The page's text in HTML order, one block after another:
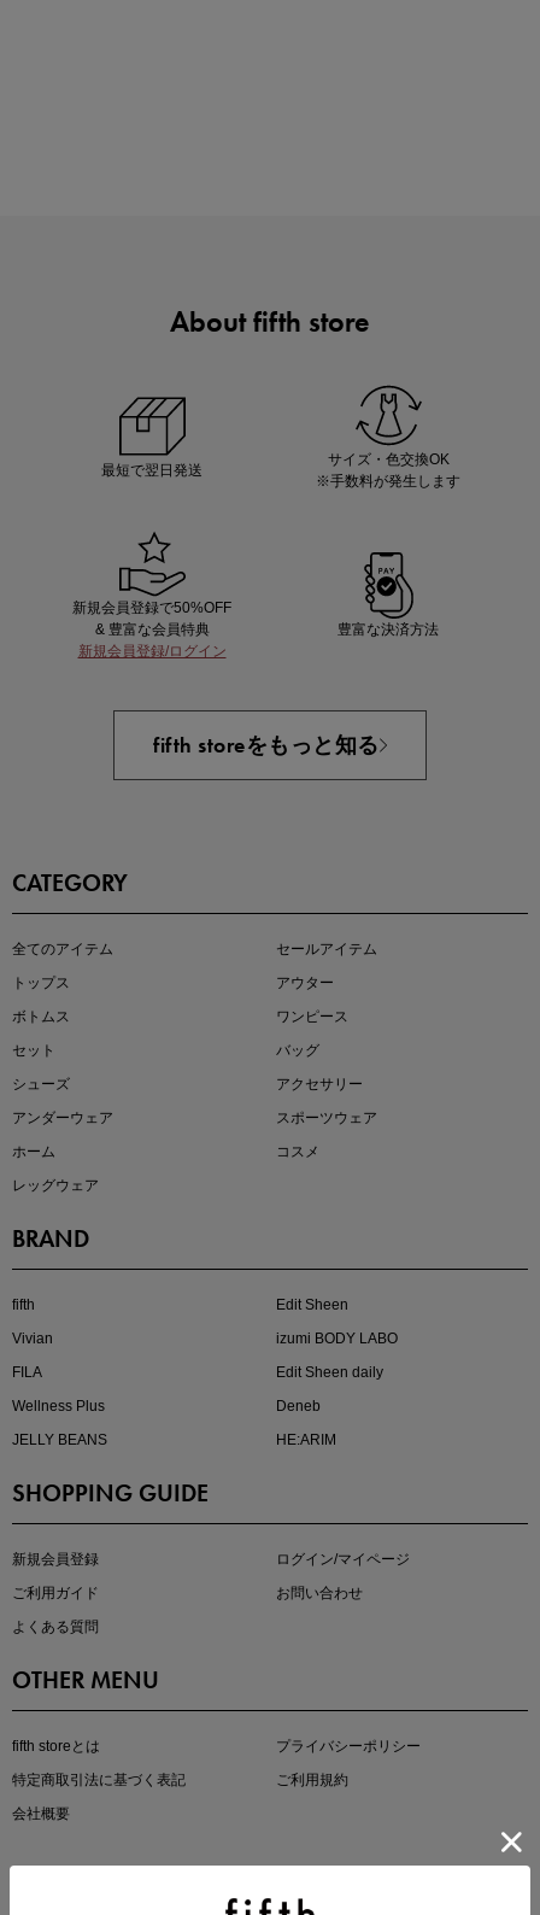
買えば買うほどお得! 最大半額クーポン
近日販売のアイテムを先見せ
真夏のオフィスカジュアル
About fifth store
最短で翌日発送
サイズ・色交換OK
※手数料が発生します
新規会員登録で50%OFF
& 豊富な会員特典
新規会員登録/ログイン
豊富な決済方法
fifth storeをもっと知る
CATEGORY
全てのアイテム
セールアイテム
トップス
アウター
ボトムス
ワンピース
セット
バッグ
シューズ
アクセサリー
アンダーウェア
スポーツウェア
ホーム
コスメ
レッグウェア
BRAND
fifth
Edit Sheen
Vivian
izumi BODY LABO
FILA
Edit Sheen daily
Wellness Plus
Deneb
JELLY BEANS
HE:ARIM
SHOPPING GUIDE
新規会員登録
ログイン/マイページ
ご利用ガイド
お問い合わせ
よくある質問
OTHER MENU
fifth storeとは
プライバシーポリシー
特定商取引法に基づく表記
ご利用規約
会社概要